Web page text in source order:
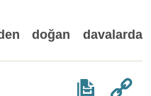
doğan davalarda